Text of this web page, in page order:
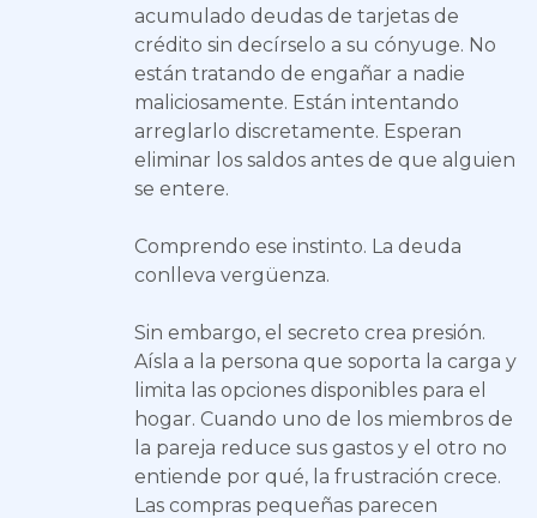
acumulado deudas de tarjetas de
crédito sin decírselo a su cónyuge. No
están tratando de engañar a nadie
maliciosamente. Están intentando
arreglarlo discretamente. Esperan
eliminar los saldos antes de que alguien
se entere.
Comprendo ese instinto. La deuda
conlleva vergüenza.
Sin embargo, el secreto crea presión.
Aísla a la persona que soporta la carga y
limita las opciones disponibles para el
hogar. Cuando uno de los miembros de
la pareja reduce sus gastos y el otro no
entiende por qué, la frustración crece.
Las compras pequeñas parecen